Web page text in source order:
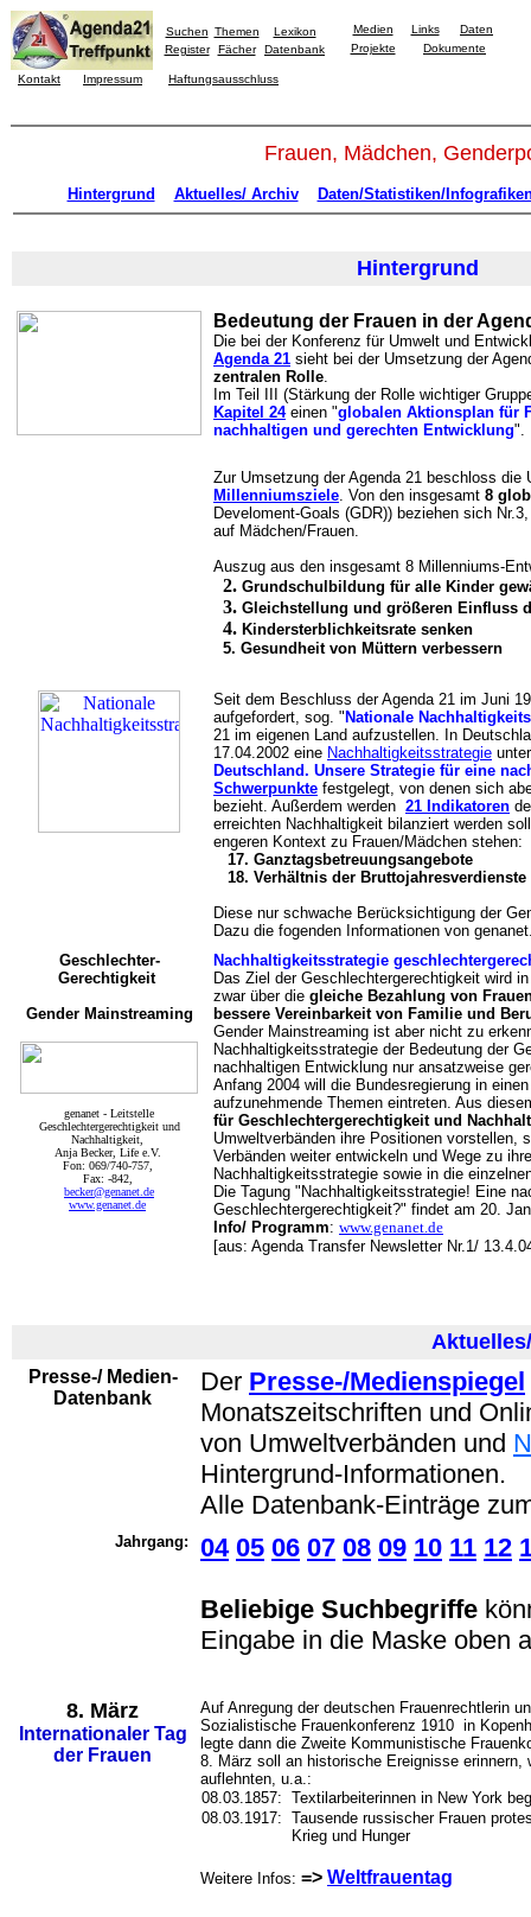
Suchen Themen
Lexikon
Register
Fächer Datenbank
Medien Links
Daten
Projekte
Dokumente
Kontakt Impressum Haftungsausschluss
Frauen, Mädchen,
Hintergrund Aktuelles/ Archiv Daten/Statistiken/
Hintergrund
Bedeutung der Frauen in der
Die bei der Konferenz für Umwelt und
Agenda 21 sieht bei der Umsetzung der
zentralen Rolle.
Im Teil III (Stärkung der Rolle wichtiger
Kapitel 24einen "globalen Aktionsplan für
nachhaltigen und gerechten Entwicklung".
Zur Umsetzung der Agenda 21 beschloss die
Millenniumsziele. Von den insgesamt 8
Develoment-Goals (GDR)) beziehen sich
auf Mädchen/Frauen.
Auszug aus den insgesamt 8 Millenniums-
2. Grundschulbildung für alle Kinder
3. Gleichstellung und größeren Einfluss
4. Kindersterblichkeitsrate senken
5. Gesundheit von Müttern verbessern
Seit dem Beschluss der Agenda 21 im Juni
aufgefordert, sog. " Nationale
21 im eigenen Land aufzustellen. In
17.04.2002 eine Nachhaltigkeitsstrategie
Deutschland. Unsere Strategie für eine
Schwerpunkte festgelegt, von denen sich
bezieht. Außerdem werden 21 Indikatoren
erreichten Nachhaltigkeit bilanziert werden
engeren Kontext zu Frauen/Mädchen stehen:
17. Ganztagsbetreuungsangebote
18. Verhältnis der
Diese nur schwache Berücksichtigung der
Dazu die fogenden Informationen von
Geschlechter-
Gerechtigkeit
Gender Mainstreaming
genanet - Leitstelle
Geschlechtergerechtigkeit und
Nachhaltigkeit,
Anja Becker, Life e.V.
Fon: 069/740-757,
Fax: -842,
becker@genanet.de
www.genanet.de
Nachhaltigkeitsstrategie
Das Ziel der Geschlechtergerechtigkeit wird
zwar über die gleiche Bezahlung von
bessere Vereinbarkeit von Familie und
Gender Mainstreaming ist aber nicht zu
Nachhaltigkeitsstrategie der Bedeutung der
nachhaltigen Entwicklung nur ansatzweise
Anfang 2004 will die Bundesregierung in
aufzunehmende Themen eintreten. Aus
für Geschlechtergerechtigkeit und
Umweltverbänden ihre Positionen vorstellen,
Verbänden weiter entwickeln und Wege zu
Nachhaltigkeitsstrategie sowie in die
Die Tagung "Nachhaltigkeitsstrategie! Eine
Geschlechtergerechtigkeit?" findet am 20.
Info/ Programm: www.genanet.de
[aus: Agenda Transfer Newsletter Nr.1/
Presse-/ Medien-
Datenbank
Der Presse-/Medienspiegel
Monatszeitschriften und
von Umweltverbänden und
Hintergrund-Informationen.
Alle Datenbank-Einträge
Jahrgang: 04 05 06 07 08 09 10 11 12
Beliebige Suchbegriffe
Eingabe in die Maske oben
8. März
Internationaler Tag
der Frauen
Auf Anregung der deutschen Frauenrechtlerin
Sozialistische Frauenkonferenz 1910 in
legte dann die Zweite Kommunistische
8. März soll an historische Ereignisse
auflehnten, u.a.:
08.03.1857: Textilarbeiterinnen in New York
08.03.1917: Tausende russischer Frauen
Krieg und Hunger
Weitere Infos: => Weltfrauentag